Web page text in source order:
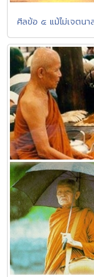
ศีลข้อ ๕ แม้ไม่เจตน